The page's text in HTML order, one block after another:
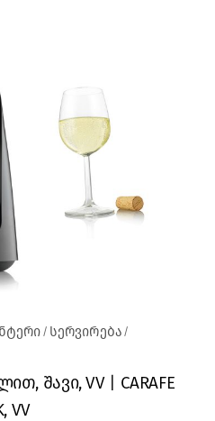
სერვირება
შავი, VV | CARAFE
VV